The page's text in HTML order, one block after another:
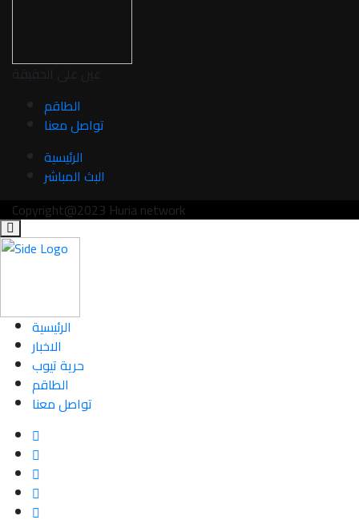
عين على الحقيقة
الطاقم
تواصل معنا
الرئيسية
البث المباشر
Copyright@2023 Huria network
الرئيسية
الاخبار
حرية تيوب
الطاقم
تواصل معنا